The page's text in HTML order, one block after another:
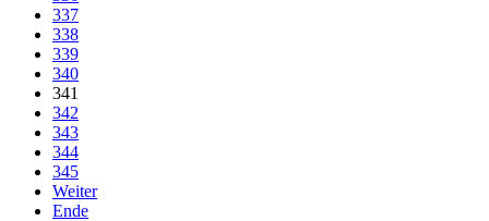
337
338
339
340
341
342
343
344
345
Weiter
Ende